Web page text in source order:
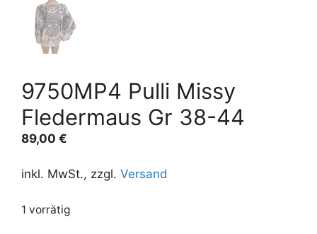
9750MP4 Pulli Missy
Fledermaus Gr 38-44
89,00 €
inkl. MwSt., zzgl. Versand
1 vorrätig